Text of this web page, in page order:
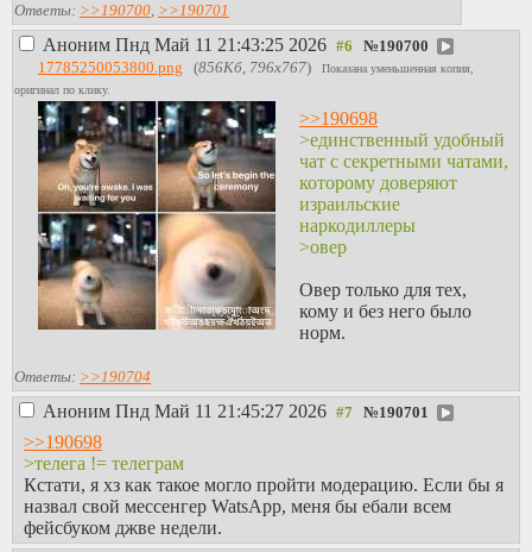
Ответы: >>190700, >>190701
Аноним Пнд Май 11 21:43:25 2026 №190700
17785250053800.png (856Кб, 796x767)
Показана уменьшенная копия,
оригинал по клику.
>>190698
>единственный удобный
чат с секретными чатами,
которому доверяют
израильские
наркодиллеры
>овер
Овер только для тех,
кому и без него было
норм.
Ответы: >>190704
Аноним Пнд Май 11 21:45:27 2026 №190701
>>190698
>телега != телеграм
Кстати, я хз как такое могло пройти модерацию. Если бы я
назвал свой мессенгер WatsApp, меня бы ебали всем
фейсбуком джве недели.